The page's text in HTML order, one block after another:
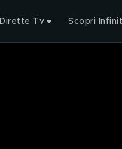
Dirette Tv Scopri